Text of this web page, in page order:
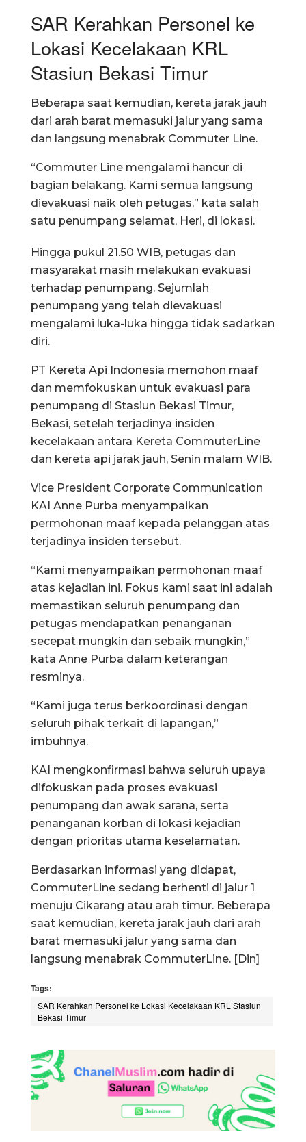
SAR Kerahkan Personel ke
Lokasi Kecelakaan KRL
Stasiun Bekasi Timur
Beberapa saat kemudian, kereta jarak jauh
dari arah barat memasuki jalur yang sama
dan langsung menabrak Commuter Line.
“Commuter Line mengalami hancur di
bagian belakang. Kami semua langsung
dievakuasi naik oleh petugas,” kata salah
satu penumpang selamat, Heri, di lokasi.
Hingga pukul 21.50 WIB, petugas dan
masyarakat masih melakukan evakuasi
terhadap penumpang. Sejumlah
penumpang yang telah dievakuasi
mengalami luka-luka hingga tidak sadarkan
diri.
PT Kereta Api Indonesia memohon maaf
dan memfokuskan untuk evakuasi para
penumpang di Stasiun Bekasi Timur,
Bekasi, setelah terjadinya insiden
kecelakaan antara Kereta CommuterLine
dan kereta api jarak jauh, Senin malam WIB.
Vice President Corporate Communication
KAI Anne Purba menyampaikan
permohonan maaf kepada pelanggan atas
terjadinya insiden tersebut.
“Kami menyampaikan permohonan maaf
atas kejadian ini. Fokus kami saat ini adalah
memastikan seluruh penumpang dan
petugas mendapatkan penanganan
secepat mungkin dan sebaik mungkin,”
kata Anne Purba dalam keterangan
resminya.
“Kami juga terus berkoordinasi dengan
seluruh pihak terkait di lapangan,”
imbuhnya.
KAI mengkonfirmasi bahwa seluruh upaya
difokuskan pada proses evakuasi
penumpang dan awak sarana, serta
penanganan korban di lokasi kejadian
dengan prioritas utama keselamatan.
Berdasarkan informasi yang didapat,
CommuterLine sedang berhenti di jalur 1
menuju Cikarang atau arah timur. Beberapa
saat kemudian, kereta jarak jauh dari arah
barat memasuki jalur yang sama dan
langsung menabrak CommuterLine. [Din]
Tags:
SAR Kerahkan Personel ke Lokasi Kecelakaan KRL Stasiun
Bekasi Timur